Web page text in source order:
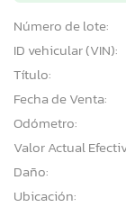
Número de lote:
ID vehicular (VIN):
Título:
Fecha de Venta:
Odómetro:
Valor Actual
Daño:
Ubicación: